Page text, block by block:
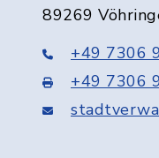
89269
+49 7306
+49 7306